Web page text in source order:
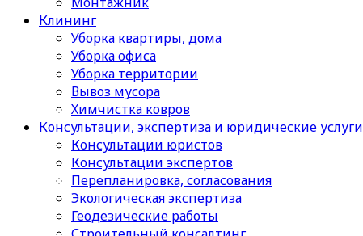
Клининг
Уборка квартиры, дома
Уборка офиса
Уборка территории
Вывоз мусора
Химчистка ковров
Консультации, экспертиза и юридические услуги
Консультации юристов
Консультации экспертов
Перепланировка, согласования
Экологическая экспертиза
Геодезические работы